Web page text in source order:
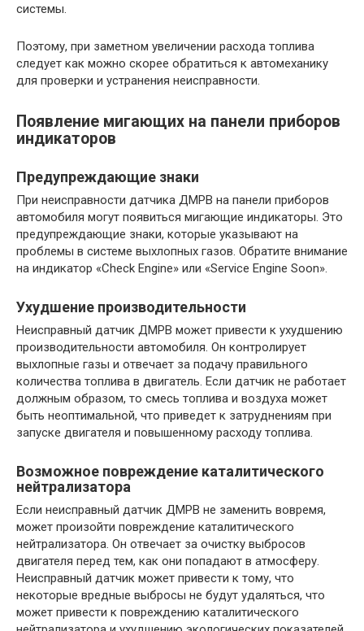
системы.
Поэтому, при заметном увеличении расхода топлива
следует как можно скорее обратиться к автомеханику
для проверки и устранения неисправности.
Появление мигающих на панели приборов
индикаторов
Предупреждающие знаки
При неисправности датчика ДМРВ на панели приборов
автомобиля могут появиться мигающие индикаторы. Это
предупреждающие знаки, которые указывают на
проблемы в системе выхлопных газов. Обратите внимание
на индикатор «Check Engine» или «Service Engine Soon».
Ухудшение производительности
Неисправный датчик ДМРВ может привести к ухудшению
производительности автомобиля. Он контролирует
выхлопные газы и отвечает за подачу правильного
количества топлива в двигатель. Если датчик не работает
должным образом, то смесь топлива и воздуха может
быть неоптимальной, что приведет к затруднениям при
запуске двигателя и повышенному расходу топлива.
Возможное повреждение каталитического
нейтрализатора
Если неисправный датчик ДМРВ не заменить вовремя,
может произойти повреждение каталитического
нейтрализатора. Он отвечает за очистку выбросов
двигателя перед тем, как они попадают в атмосферу.
Неисправный датчик может привести к тому, что
некоторые вредные выбросы не будут удаляться, что
может привести к повреждению каталитического